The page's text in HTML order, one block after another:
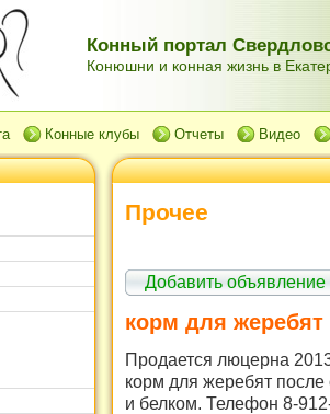
Конный портал
Конюшни и конная жизнь в
Конные клубы Отчеты Видео
Прочее
Добавить объявление
корм для жеребят
Продается люцерна
корм для жеребят после
и белком. Телефон 8-